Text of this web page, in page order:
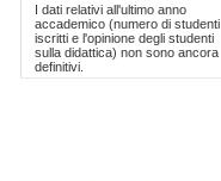
I dati relativi all'ultimo anno
accademico (numero di studenti
iscritti e l'opinione degli studenti
sulla didattica) non sono ancora
definitivi.